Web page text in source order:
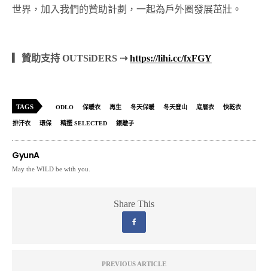
世界，加入我們的贊助計劃，一起為戶外圈發展茁壯。
▎贊助支持 OUTSiDERS ⇢https://lihi.cc/fxFGY
TAGS ODLO 保暖衣 再生 冬天保暖 冬天登山 底層衣 快乾衣
排汗衣 環保 精選 SELECTED 銀離子
GyunA
May the WILD be with you.
Share This
PREVIOUS ARTICLE